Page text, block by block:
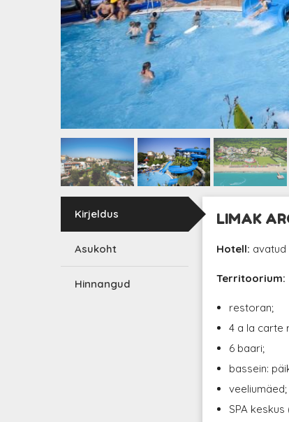
Kirjeldus
Asukoht
Hinnangud
LIMAK
Hotell: avatud
Territoorium:
restoran;
4 a la carte
6 baari;
bassein:
veeliumäed;
SPA